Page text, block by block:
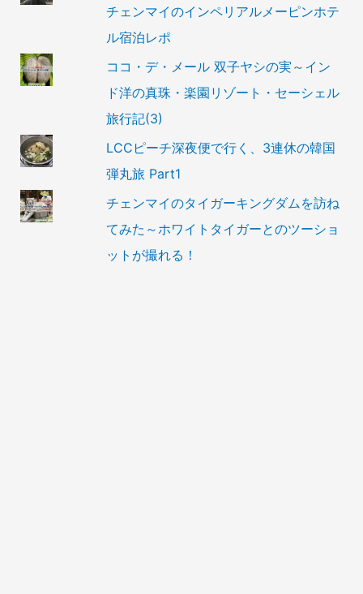
チェンマイのインペリアルメーピンホテ
ル宿泊レポ
ココ・デ・メール 双子ヤシの実～イン
ド洋の真珠・楽園リゾート・セーシェル
旅行記(3)
LCCピーチ深夜便で行く、3連休の韓国
弾丸旅 Part1
チェンマイのタイガーキングダムを訪ね
てみた～ホワイトタイガーとのツーショ
ットが撮れる！